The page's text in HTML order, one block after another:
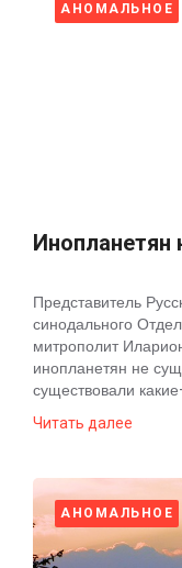
АНОМАЛЬНОЕ
Инопланетян
Представитель
синодального
митрополит
инопланетян не
существовали
Читать далее
АНОМАЛЬНОЕ